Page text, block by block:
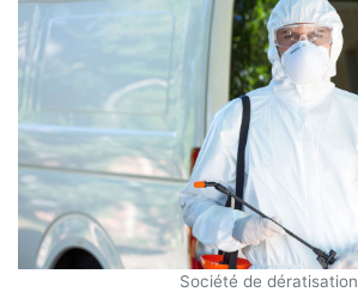
Société de dératisation